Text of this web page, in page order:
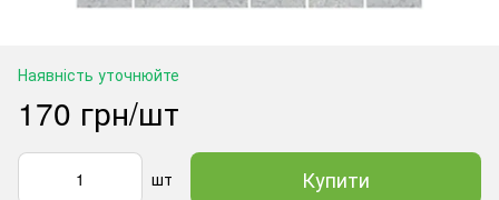
Наявність уточнюйте
170 грн/шт
шт Купити